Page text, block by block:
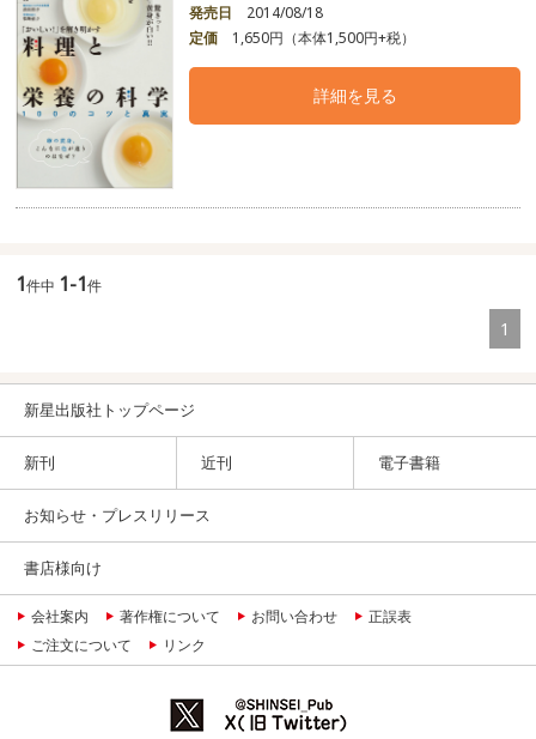
発売日
2014/08/18
定価
1,650円（本体1,500円+税）
詳細を見る
1件中 1-1件
1
新星出版社トップページ
新刊 近刊 電子書籍
お知らせ・プレスリリース
書店様向け
会社案内 著作権について お問い合わせ
正誤表
ご注文について
リンク